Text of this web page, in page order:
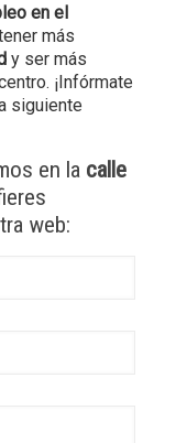
en el
más
y ser más
¡Infórmate
siguiente
en la calle
web: